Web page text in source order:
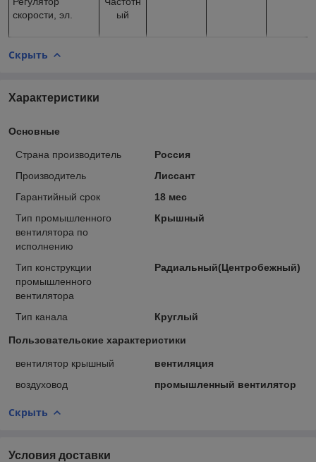
скорости, эл.
ый
Скрыть
Характеристики
Основные
Страна производитель
Россия
Производитель
Лиссант
Гарантийный срок
18 мес
Тип промышленного
вентилятора по
исполнению
Крышный
Тип конструкции
промышленного
вентилятора
Радиальный(Центробежный)
Тип канала Круглый
Пользовательские характеристики
вентилятор крышный
вентиляция
воздуховод
промышленный вентилятор
Скрыть
Условия доставки